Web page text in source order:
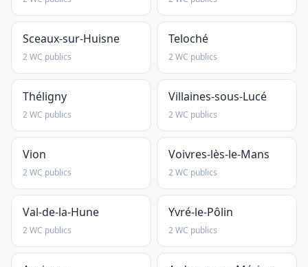
Sceaux-sur-Huisne
2 WC publics
Teloché
2 WC publics
Théligny
2 WC publics
Villaines-sous-Lucé
2 WC publics
Vion
2 WC publics
Voivres-lès-le-Mans
2 WC publics
Val-de-la-Hune
2 WC publics
Yvré-le-Pôlin
2 WC publics